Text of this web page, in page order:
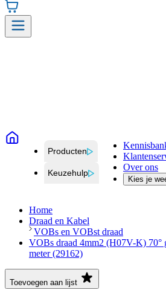
Producten
Keuzehulp
Over ons
Kies je
Home
Draad en Kabel
VOBs en VOBst draad
VOBs draad 4mm2 (H07V-K) 70°
meter (29162)
Toevoegen aan lijst